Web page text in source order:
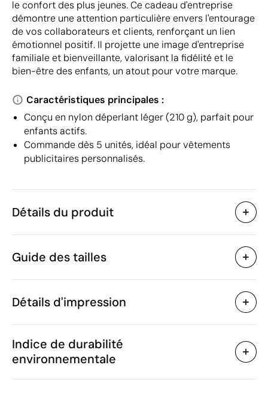
le confort des plus jeunes. Ce cadeau d'entreprise
démontre une attention particulière envers l'entourage
de vos collaborateurs et clients, renforçant un lien
émotionnel positif. Il projette une image d'entreprise
familiale et bienveillante, valorisant la fidélité et le
bien-être des enfants, un atout pour votre marque.
Caractéristiques principales :
Conçu en nylon déperlant léger (210 g), parfait pour
enfants actifs.
Commande dès 5 unités, idéal pour vêtements
publicitaires personnalisés.
Détails du produit
Caractéristiques
Code du produit
Poids
Matière
Nylon
Pays de fabrication
Marque
Guide des tailles
Détails d'impression
Indice de durabilité
environnementale